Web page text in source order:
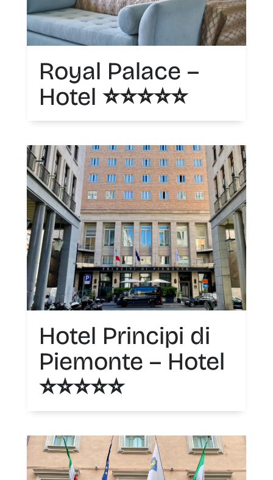
Royal Palace –
Hotel ⭐️⭐️⭐️⭐️⭐️
Hotel Principi di
Piemonte – Hotel
⭐️⭐️⭐️⭐️⭐️